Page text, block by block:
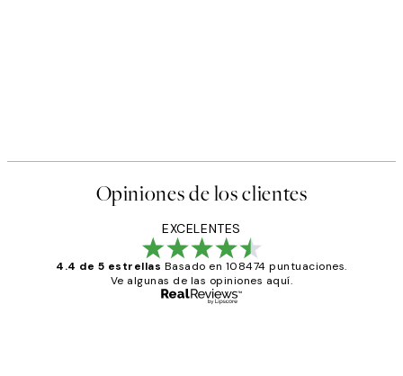
Opiniones de los clientes
EXCELENTES
4.4 de 5 estrellas Basado en 108474 puntuaciones.
Ve algunas de las opiniones aquí.